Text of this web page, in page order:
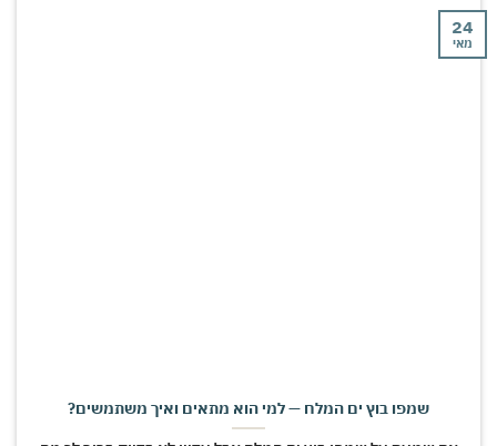
שמפו בוץ ים המלח — למי הוא מתאים ואיך משתמשים?
24
מאי